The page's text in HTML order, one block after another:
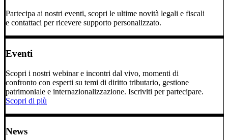
Partecipa ai nostri eventi, scopri le ultime novità legali e fiscali
e contattaci per ricevere supporto personalizzato.
Eventi
Scopri i nostri webinar e incontri dal vivo, momenti di
confronto con esperti su temi di diritto tributario, gestione
patrimoniale e internazionalizzazione. Iscriviti per partecipare.
Scopri di più
News